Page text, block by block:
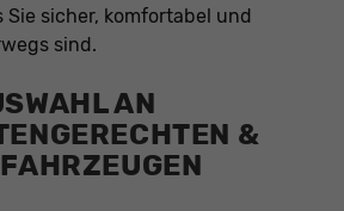
Sie sicher, komfortabel und
sind.
AN
&